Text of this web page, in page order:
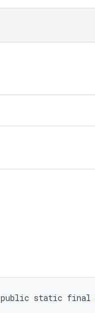
public static final